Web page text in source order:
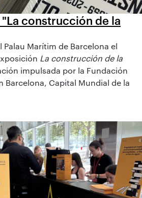
construcción de la
Palau Marítim de Barcelona el
La construcción de la
impulsada por la Fundación
Barcelona, Capital Mundial de la